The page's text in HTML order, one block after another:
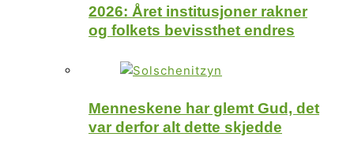
2026: Året institusjoner rakner
og folkets bevissthet endres
Menneskene har glemt Gud, det
var derfor alt dette skjedde